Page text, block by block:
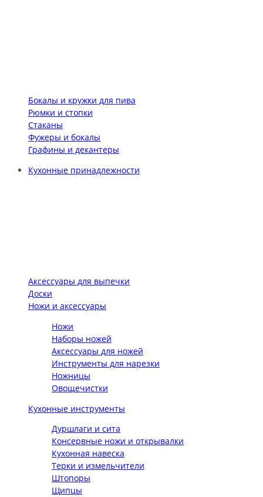
Бокалы и кружки для пива
Рюмки и стопки
Стаканы
Фужеры и бокалы
Графины и декантеры
Кухонные принадлежности
Аксессуары для выпечки
Доски
Ножи и аксессуары
Ножи
Наборы ножей
Аксессуары для ножей
Инструменты для нарезки
Ножницы
Овощечистки
Кухонные инструменты
Дуршлаги и сита
Консервные ножи и открывалки
Кухонная навеска
Терки и измельчители
Штопоры
Щипцы